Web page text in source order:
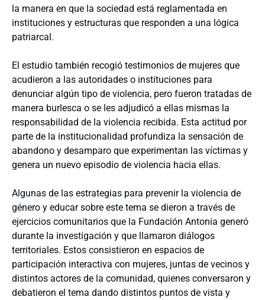
la manera en que la sociedad está reglamentada en
instituciones y estructuras que responden a una lógica
patriarcal.
El estudio también recogió testimonios de mujeres que
acudieron a las autoridades o instituciones para
denunciar algún tipo de violencia, pero fueron tratadas de
manera burlesca o se les adjudicó a ellas mismas la
responsabilidad de la violencia recibida. Esta actitud por
parte de la institucionalidad profundiza la sensación de
abandono y desamparo que experimentan las víctimas y
genera un nuevo episodio de violencia hacia ellas.
Algunas de las estrategias para prevenir la violencia de
género y educar sobre este tema se dieron a través de
ejercicios comunitarios que la Fundación Antonia generó
durante la investigación y que llamaron diálogos
territoriales. Estos consistieron en espacios de
participación interactiva con mujeres, juntas de vecinos y
distintos actores de la comunidad, quienes conversaron y
debatieron el tema dando distintos puntos de vista y